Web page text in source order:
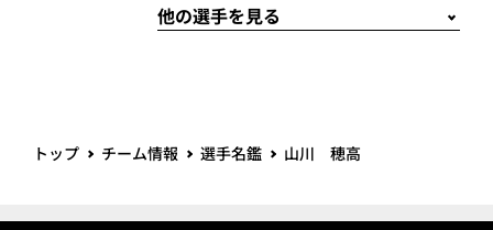
トップ チーム情報 選手名鑑 山川 穂高